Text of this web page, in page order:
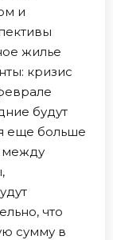
и
жилье
кризис
будут
еще больше
между
что
сумму в